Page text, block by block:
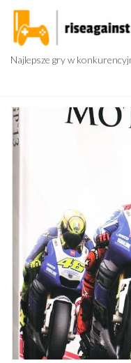
Przejdź
treści
Najlepsze gry w